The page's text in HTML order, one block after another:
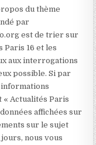
du thème
par
est de trier sur
Paris 16 et les
aux interrogations
possible. Si par
Actualités Paris
affichées sur
sur le sujet
nous vous